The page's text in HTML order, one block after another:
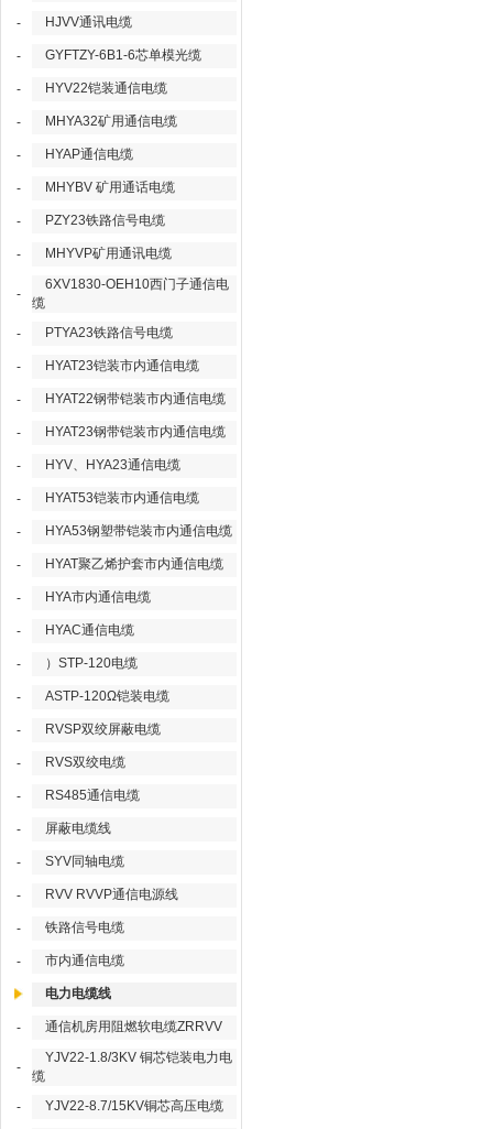
- HJVV通讯电缆
- GYFTZY-6B1-6芯单模光缆
- HYV22铠装通信电缆
- MHYA32矿用通信电缆
- HYAP通信电缆
- MHYBV 矿用通话电缆
- PZY23铁路信号电缆
- MHYVP矿用通讯电缆
-
6XV1830-OEH10西门子通信电
缆
-
PTYA23铁路信号电缆
- HYAT23铠装市内通信电缆
- HYAT22钢带铠装市内通信电缆
- HYAT23钢带铠装市内通信电缆
- HYV、HYA23通信电缆
- HYAT53铠装市内通信电缆
- HYA53钢塑带铠装市内通信电缆
- HYAT聚乙烯护套市内通信电缆
- HYA市内通信电缆
- HYAC通信电缆
- ）STP-120电缆
- ASTP-120Ω铠装电缆
- RVSP双绞屏蔽电缆
- RVS双绞电缆
- RS485通信电缆
- 屏蔽电缆线
- SYV同轴电缆
- RVV RVVP通信电源线
- 铁路信号电缆
- 市内通信电缆
电力电缆线
- 通信机房用阻燃软电缆ZRRVV
-
YJV22-1.8/3KV 铜芯铠装电力电
缆
-
YJV22-8.7/15KV铜芯高压电缆